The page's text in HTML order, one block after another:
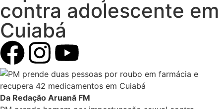
contra adolescente em
Cuiabá
Da Redação Aruanã FM